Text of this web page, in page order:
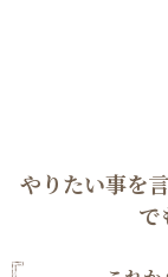
やりたい事を
で